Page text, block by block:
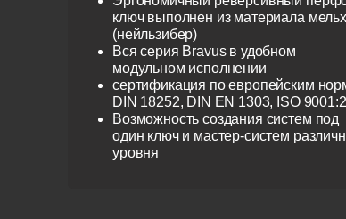
ключ выполнен из материала
(нейльзибер)
Вся серия Bravus в удобном
модульном исполнении
сертификация по европейским
DIN 18252, DIN EN 1303, ISO
Возможность создания систем под
один ключ и мастер-систем
уровня